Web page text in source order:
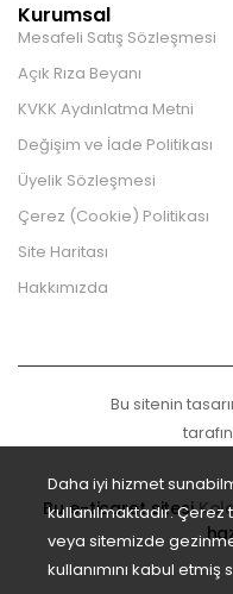
Kurumsal
Mesafeli Satış Sözleşmesi
Açık Rıza Beyanı
KVKK Aydınlatma Metni
Değişim ve İade Politikası
Üyelik Sözleşmesi
Çerez (Cookie) Politikası
Site Haritası
Hakkımızda
Bu sitenin
Bu e-ticaret sitesi
Daha iyi hizmet
kullanılmaktadır.
veya sitemizde
kullanımını kabul etmiş